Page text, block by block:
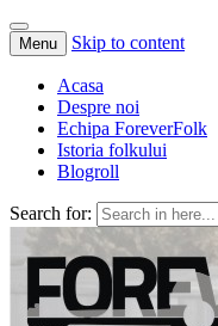
Menu Skip to content
Acasa
Despre noi
Echipa ForeverFolk
Istoria folkului
Blogroll
Search for:
ForeverFolk
Muzica sufletului tau